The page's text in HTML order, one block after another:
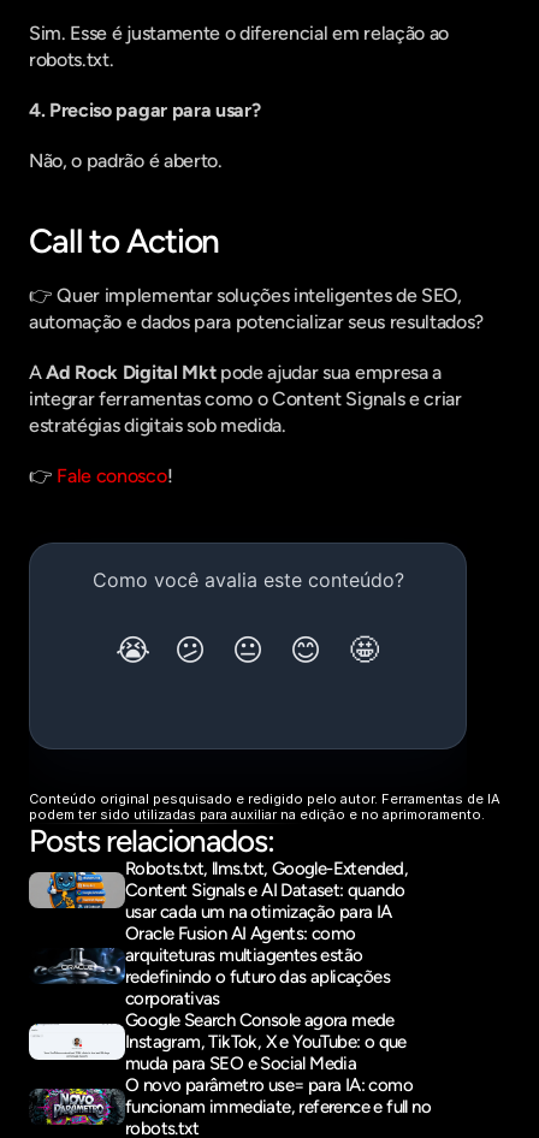
Sim. Esse é justamente o diferencial em relação ao
robots.txt.
4. Preciso pagar para usar?
Não, o padrão é aberto.
Call to Action
👉 Quer implementar soluções inteligentes de SEO,
automação e dados para potencializar seus resultados?
A Ad Rock Digital Mkt pode ajudar sua empresa a
integrar ferramentas como o Content Signals e criar
estratégias digitais sob medida.
👉 Fale conosco!
Conteúdo original pesquisado e redigido pelo autor. Ferramentas de IA
podem ter sido utilizadas para auxiliar na edição e no aprimoramento.
Posts relacionados:
Robots.txt, llms.txt, Google-Extended,
Content Signals e AI Dataset: quando
usar cada um na otimização para IA
Oracle Fusion AI Agents: como
arquiteturas multiagentes estão
redefinindo o futuro das aplicações
corporativas
Google Search Console agora mede
Instagram, TikTok, X e YouTube: o que
muda para SEO e Social Media
O novo parâmetro use= para IA: como
funcionam immediate, reference e full no
robots.txt